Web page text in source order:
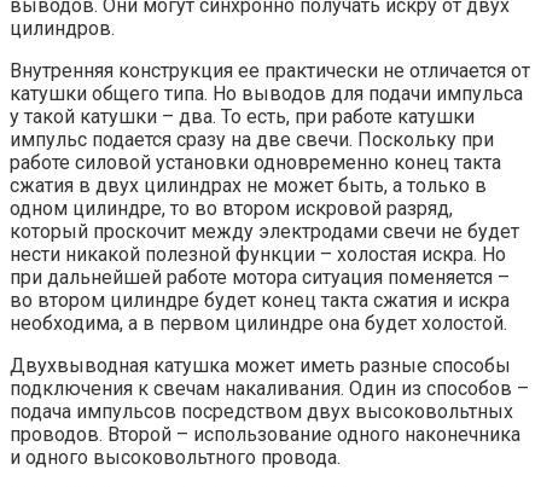
выводов. Они могут синхронно получать искру от двух
цилиндров.
Внутренняя конструкция ее практически не отличается от
катушки общего типа. Но выводов для подачи импульса
у такой катушки – два. То есть, при работе катушки
импульс подается сразу на две свечи. Поскольку при
работе силовой установки одновременно конец такта
сжатия в двух цилиндрах не может быть, а только в
одном цилиндре, то во втором искровой разряд,
который проскочит между электродами свечи не будет
нести никакой полезной функции – холостая искра. Но
при дальнейшей работе мотора ситуация поменяется –
во втором цилиндре будет конец такта сжатия и искра
необходима, а в первом цилиндре она будет холостой.
Двухвыводная катушка может иметь разные способы
подключения к свечам накаливания. Один из способов –
подача импульсов посредством двух высоковольтных
проводов. Второй – использование одного наконечника
и одного высоковольтного провода.